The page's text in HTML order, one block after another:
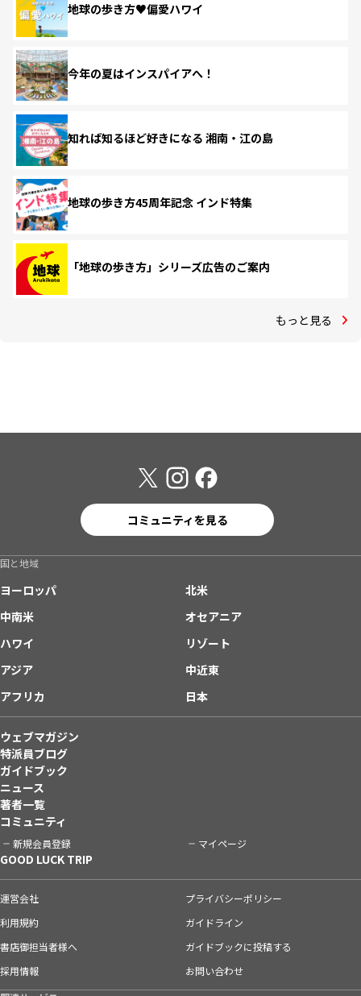
地球の歩き方♥偏愛ハワイ
今年の夏はインスパイアへ！
知れば知るほど好きになる 湘南・江の島
地球の歩き方45周年記念 インド特集
「地球の歩き方」シリーズ広告のご案内
もっと見る
コミュニティを見る
国と地域
ヨーロッパ
北米
中南米
オセアニア
ハワイ
リゾート
アジア
中近東
アフリカ
日本
ウェブマガジン
特派員ブログ
ガイドブック
ニュース
著者一覧
コミュニティ
新規会員登録 マイページ
GOOD LUCK TRIP
運営会社
プライバシーポリシー
利用規約
ガイドライン
書店御担当者様へ
ガイドブックに投稿する
採用情報
お問い合わせ